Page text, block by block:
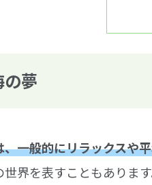
夢
一般的にリラックスや
界を表すこともありま